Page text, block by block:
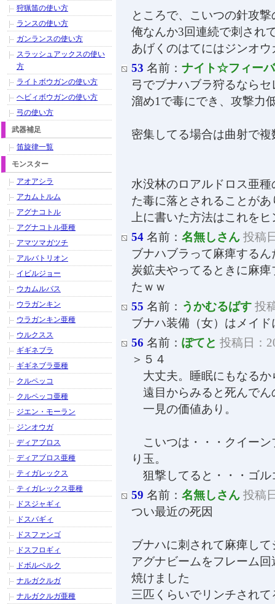
ところで、こいつの針攻
俺なんか3回連続で刺され
あげくのはてにはジンオ
53 名前： ナイト☆フィー
弓でブナハブラ狩るなら
溜め1で毒にでき、攻撃力
密集してる場合は曲射で
水没林のロアルドロス亜
た毒に落とされることがあ
上に書いた方法はこれを
54 名前： 名無しさん 投稿
ブナハブラって麻痺するん
炭鉱夫やってるときに麻
たｗｗ
55 名前： うかむるばす 投
ブナハ装備（女）はメイド
56 名前： ぽてと 投稿日：
＞５４
大丈夫。睡眠にもなるか
遠目からみると死んでん
一見の価値あり。
こいつは・・・クイーン
り玉。
狙撃してると・・・ゴル
59 名前： 名無しさん 投稿
つい最近の死因
ブナハに刺されて麻痺し
アグナビームをフレーム
焼けました
三匹くらいでリンチされ
狩猟笛の使い方
ランスの使い方
ガンランスの使い方
スラッシュアックスの使い
方
ライトボウガンの使い方
ヘビィボウガンの使い方
弓の使い方
武器補足
笛旋律一覧
モンスター
アオアシラ
アカムトルム
アグナコトル
アグナコトル亜種
アマツマガツチ
アルバトリオン
イビルジョー
ウカムルバス
ウラガンキン
ウラガンキン亜種
ウルクスス
ギギネブラ
ギギネブラ亜種
クルペッコ
クルペッコ亜種
ジエン・モーラン
ジンオウガ
ディアブロス
ディアブロス亜種
ティガレックス
ティガレックス亜種
ドスジャギィ
ドスバギィ
ドスファンゴ
ドスフロギィ
ドボルベルク
ナルガクルガ
ナルガクルガ亜種